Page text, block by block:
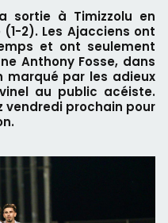
sortie à Timizzolu en
2). Les Ajacciens ont
et ont seulement
Anthony Fosse, dans
marqué par les adieux
au public acéiste.
vendredi prochain pour